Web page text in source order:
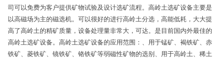
司可以免费为客户提供矿物试验及设计选矿流程。高岭土选矿设备主要是
以高磁场为主的磁选机。可以很好的进行高岭土分选，高能低耗，大大提
高了高岭土的精矿质量，设备处理量非常大，可达。是目前国内外最佳的
高岭土选矿设备。高岭土选矿设备的应用范围：、用于锰矿、褐铁矿、赤
铁矿、菱铁矿、镜铁矿、铬铁矿等弱磁性矿物的选别、用于高岭土、稀土